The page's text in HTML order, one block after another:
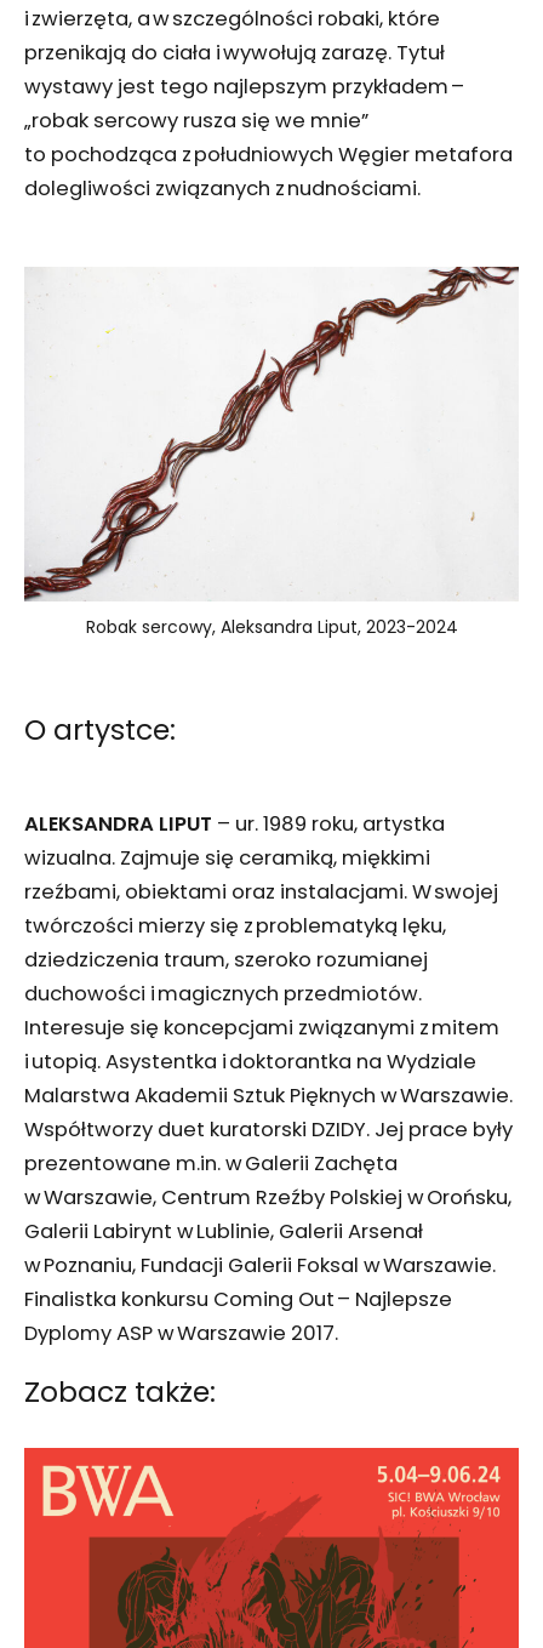
i zwierzęta, a w szczególności robaki, które
przenikają do ciała i wywołują zarazę. Tytuł
wystawy jest tego najlepszym przykładem –
„robak sercowy rusza się we mnie”
to pochodząca z południowych Węgier metafora
dolegliwości związanych z nudnościami.
Robak sercowy, Aleksandra Liput, 2023-2024
O artystce:
ALEKSANDRA LIPUT – ur. 1989 roku, artystka
wizualna. Zajmuje się ceramiką, miękkimi
rzeźbami, obiektami oraz instalacjami. W swojej
twórczości mierzy się z problematyką lęku,
dziedziczenia traum, szeroko rozumianej
duchowości i magicznych przedmiotów.
Interesuje się koncepcjami związanymi z mitem
i utopią. Asystentka i doktorantka na Wydziale
Malarstwa Akademii Sztuk Pięknych w Warszawie.
Współtworzy duet kuratorski DZIDY. Jej prace były
prezentowane m.in. w Galerii Zachęta
w Warszawie, Centrum Rzeźby Polskiej w Orońsku,
Galerii Labirynt w Lublinie, Galerii Arsenał
w Poznaniu, Fundacji Galerii Foksal w Warszawie.
Finalistka konkursu Coming Out – Najlepsze
Dyplomy ASP w Warszawie 2017.
Zobacz także: